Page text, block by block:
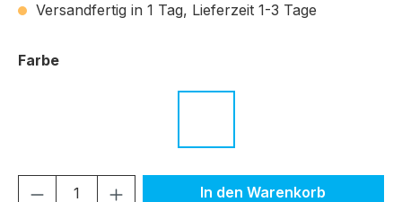
Versandfertig in 1 Tag, Lieferzeit 1-3 Tage
Farbeauswählen
Produkt Anzahl: Gib den gewünschten
In den Warenkorb